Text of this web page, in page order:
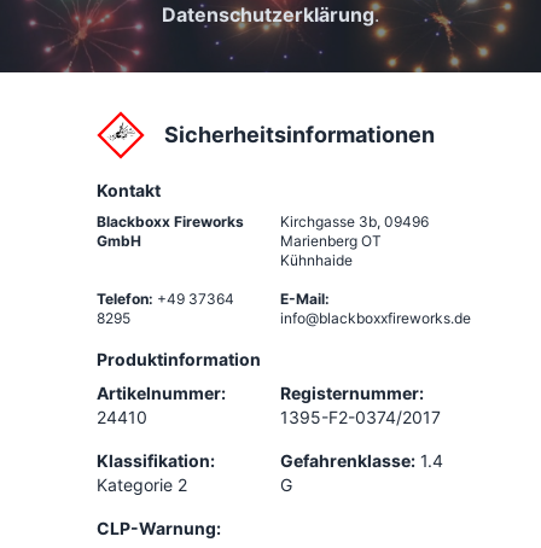
Datenschutzerklärung.
Sicherheitsinformationen
Kontakt
Blackboxx Fireworks
GmbH
Kirchgasse 3b, 09496
Marienberg OT
Kühnhaide
Telefon: +49 37364
8295
E-Mail:
info@blackboxxfireworks.de
Produktinformation
Artikelnummer:
24410
Registernummer:
1395-F2-0374/2017
Klassifikation:
Kategorie 2
Gefahrenklasse: 1.4
G
CLP-Warnung: